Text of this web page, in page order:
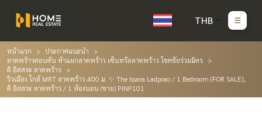
THB
หน้าแรก
ประกาศแนะนำ
ลาดพร้าวตอนต้น ห้าแยกลาดพร้าว เซ็นทรัลลาดพร้าว โชคชัยร่วมมิตร
ดิ อิสสระ ลาดพร้าว
วิวเมือง ใกล้ MRT ลาดพร้าว 400 ม. ✨ The Issara Ladprao / 1 Bedroom (FOR SALE),
ดิ อิสสระ ลาดพร้าว / 1 ห้องนอน (ขาย) PINP101